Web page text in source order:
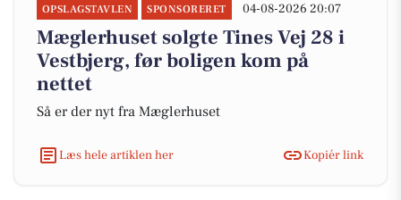
OPSLAGSTAVLEN SPONSORERET 04-08-2026 20:07
Mæglerhuset solgte Tines Vej 28 i
Vestbjerg, før boligen kom på
nettet
Så er der nyt fra Mæglerhuset
Læs hele artiklen her Kopiér link